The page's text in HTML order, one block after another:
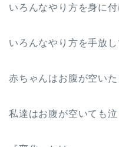
いろんなやり方を身に付
いろんなやり方を手放し
赤ちゃんはお腹が空いた
私達はお腹が空いても